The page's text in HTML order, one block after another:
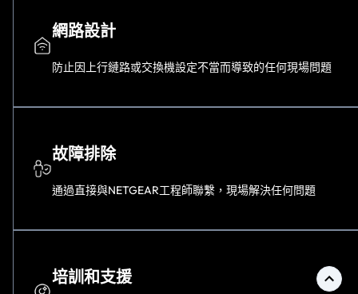
網路設計
防止因上行鏈路或交換機設定不當而導致的任何現場問題
故障排除
通過直接與NETGEAR工程師聯繫，現場解決任何問題
培訓和支援